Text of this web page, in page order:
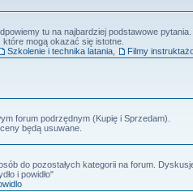
tu na najbardziej podstawowe
które mogą okazać się istotne.
Szkolenie i technika latania Filmy
forum podrzędnym (Kupię i Sprzedam).
będą usuwane.
do pozostałych kategorii na forum.
i powidło"